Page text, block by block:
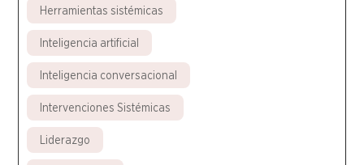
Herramientas sistémicas
Inteligencia artificial
Inteligencia conversacional
Intervenciones Sistémicas
Liderazgo